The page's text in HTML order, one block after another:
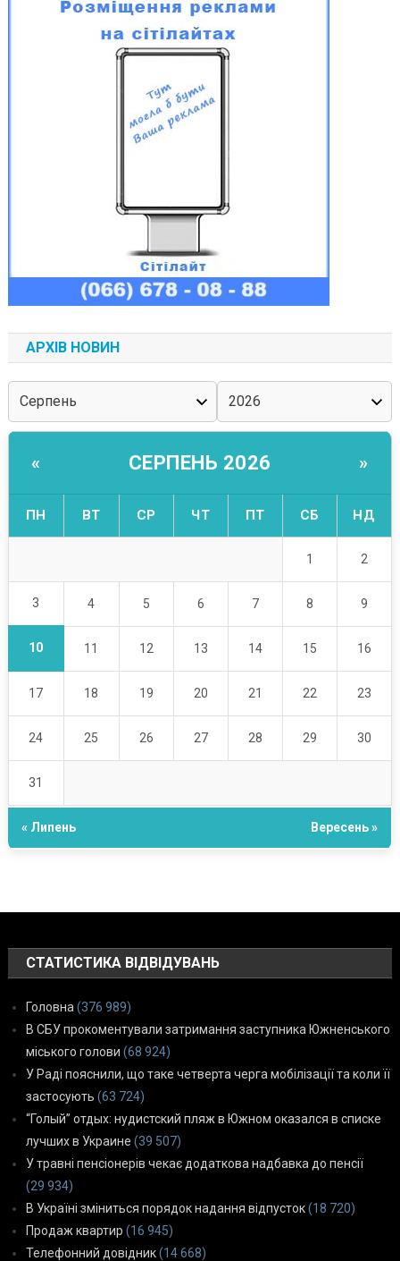
АРХІВ НОВИН
« СЕРПЕНЬ 2026 »
ПН ВТ СР ЧТ ПТ СБ НД
1 2
3 4 5 6 7 8 9
10 11 12 13 14 15 16
17 18 19 20 21 22 23
24 25 26 27 28 29 30
31
« Липень Вересень »
СТАТИСТИКА ВІДВІДУВАНЬ
Головна (376 989)
В СБУ прокоментували затримання заступника Южненського
міського голови (68 924)
У Раді пояснили, що таке четверта черга мобілізації та коли її
застосують (63 724)
“Голый” отдых: нудистский пляж в Южном оказался в списке
лучших в Украине (39 507)
У травні пенсіонерів чекає додаткова надбавка до пенсії
(29 934)
В Україні зміниться порядок надання відпусток(18 720)
Продаж квартир (16 945)
Телефонний довідник(14 668)